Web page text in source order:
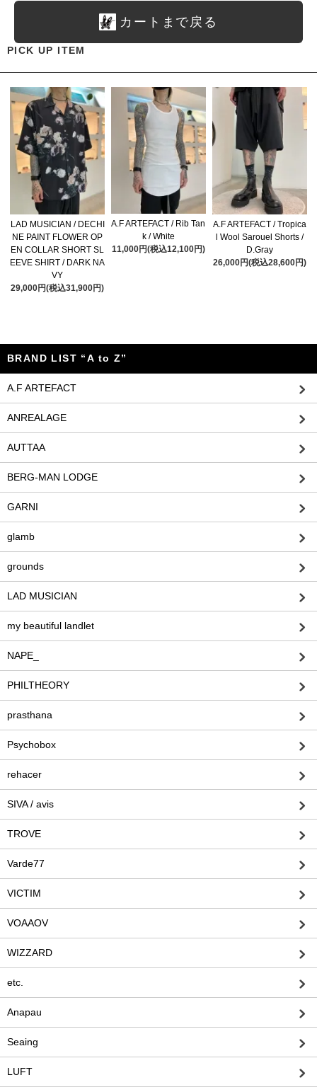
カートまで戻る
PICK UP ITEM
LAD MUSICIAN / DECHI
NE PAINT FLOWER OP
EN COLLAR SHORT SL
EEVE SHIRT / DARK NA
VY
29,000円(税込31,900円)
A.F ARTEFACT / Rib Tan
k / White
11,000円(税込12,100円)
A.F ARTEFACT / Tropica
l Wool Sarouel Shorts /
D.Gray
26,000円(税込28,600円)
BRAND LIST “A to Z”
A.F ARTEFACT
ANREALAGE
AUTTAA
BERG-MAN LODGE
GARNI
glamb
grounds
LAD MUSICIAN
my beautiful landlet
NAPE_
PHILTHEORY
prasthana
Psychobox
rehacer
SIVA / avis
TROVE
Varde77
VICTIM
VOAAOV
WIZZARD
etc.
Anapau
Seaing
LUFT